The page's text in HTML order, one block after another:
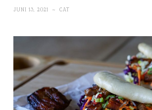
JUNI 13, 2021 ~ CAT